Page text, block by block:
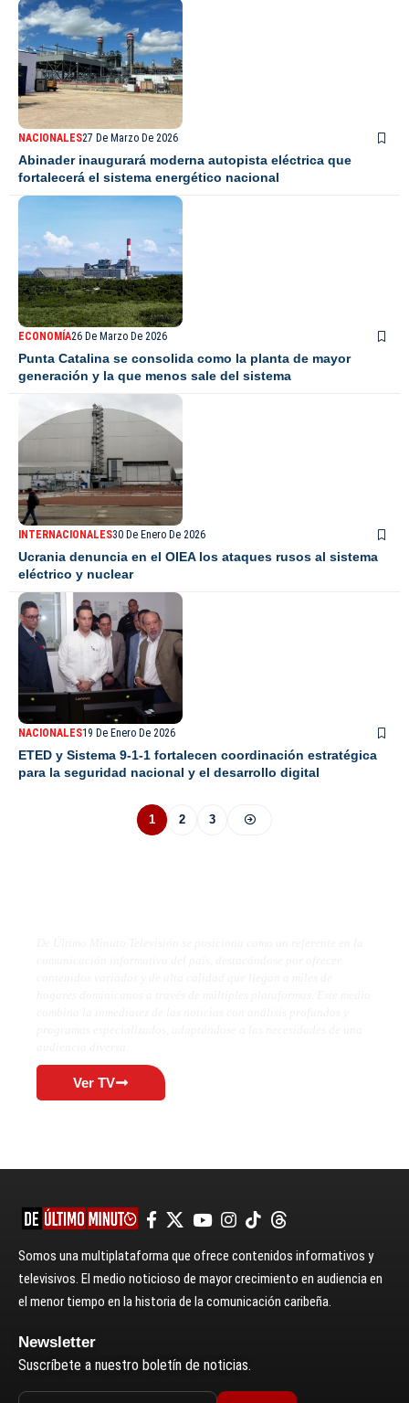
NACIONALES27 De Marzo De 2026
Abinader inaugurará moderna autopista eléctrica que
fortalecerá el sistema energético nacional
ECONOMÍA26 De Marzo De 2026
Punta Catalina se consolida como la planta de mayor
generación y la que menos sale del sistema
INTERNACIONALES30 De Enero De 2026
Ucrania denuncia en el OIEA los ataques rusos al sistema
eléctrico y nuclear
NACIONALES19 De Enero De 2026
ETED y Sistema 9-1-1 fortalecen coordinación estratégica
para la seguridad nacional y el desarrollo digital
1 2 3
Ver TV
Somos una multiplataforma que ofrece contenidos informativos y
televisivos. El medio noticioso de mayor crecimiento en audiencia en
el menor tiempo en la historia de la comunicación caribeña.
Newsletter
Suscríbete a nuestro boletín de noticias.